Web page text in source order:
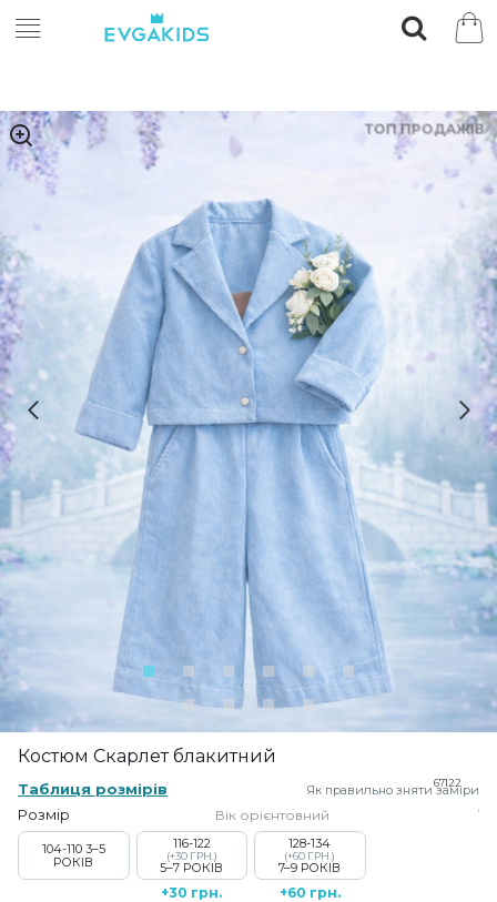
ТОП ПРОДАЖІВ
Костюм Скарлет блакитний
67122
Таблиця розмірів Як правильно зняти заміри
Розмір Вік орієнтовний
104-110 3–5
РОКІВ
116-122
(+30 ГРН.)
5–7 РОКІВ
+30 грн.
128-134
(+60 ГРН.)
7–9 РОКІВ
+60 грн.